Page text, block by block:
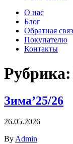
О нас
Блог
Обратная
Покупателю
Контакты
Рубрика:
Зима’25/26
26.05.2026
ByAdmin